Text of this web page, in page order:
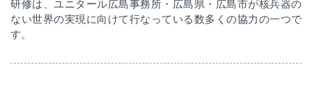
研修は、ユニタール広島事務所・広島県・広島市が核兵器の
ない世界の実現に向けて行なっている数多くの協力の一つで
す。